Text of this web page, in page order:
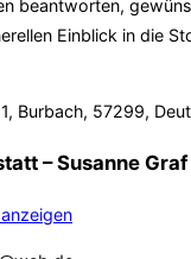
beantworten,
Einblick in die
Burbach, 57299,
– Susanne Graf